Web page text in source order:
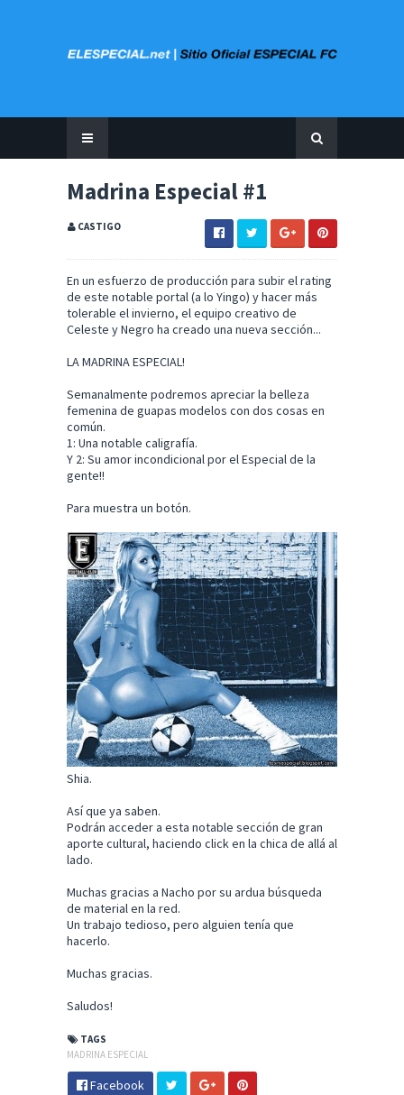
Madrina Especial #1
CASTIGO
En un esfuerzo de producción para subir el rating
de este notable portal (a lo Yingo) y hacer más
tolerable el invierno, el equipo creativo de
Celeste y Negro ha creado una nueva sección...
LA MADRINA ESPECIAL!
Semanalmente podremos apreciar la belleza
femenina de guapas modelos con dos cosas en
común.
1: Una notable caligrafía.
Y 2: Su amor incondicional por el Especial de la
gente!!
Para muestra un botón.
Shia.
Así que ya saben.
Podrán acceder a esta notable sección de gran
aporte cultural, haciendo click en la chica de allá al
lado.
Muchas gracias a Nacho por su ardua búsqueda
de material en la red.
Un trabajo tedioso, pero alguien tenía que
hacerlo.
Muchas gracias.
Saludos!
TAGS
MADRINA ESPECIAL
Facebook